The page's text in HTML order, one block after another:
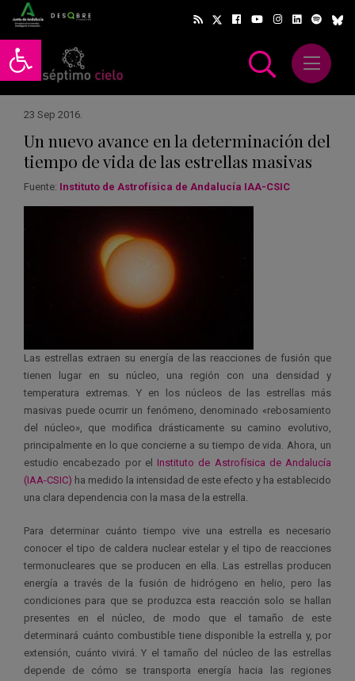
Abrir barra de herramientas
Abrir
23 Sep 2016.
Un nuevo avance en la determinación del
tiempo de vida de las estrellas masivas
Fuente: Instituto de Astrofísica de Andalucía IAA-CSIC
Las estrellas extraen su energía de las reacciones de fusión que
tienen lugar en su núcleo, una región con una densidad y
temperatura extremas. Y en los núcleos de las estrellas más
masivas puede ocurrir un fenómeno, denominado «rebosamiento
del núcleo», que modifica drásticamente su camino evolutivo,
principalmente en lo que concierne a su tiempo de vida. Ahora, un
estudio encabezado por el Instituto de Astrofísica de Andalucía
(IAA-CSIC) ha medido la intensidad de este efecto y ha establecido
una clara dependencia con la masa de la estrella.
Para determinar cuánto tiempo vive una estrella es necesario
conocer el tipo de caldera nuclear estelar y el tipo de reacciones
termonucleares que se producen en ella. Las estrellas producen
energía a través de la fusión de hidrógeno en helio, pero las
condiciones para que se produzca esta reacción solo se hallan
presentes en el núcleo, de modo que el tamaño de este
determinará cuánto combustible tiene disponible la estrella y, por
extensión, cuánto vivirá. Y el tamaño del núcleo de las estrellas
depende de cómo se transporta energía hacia las regiones